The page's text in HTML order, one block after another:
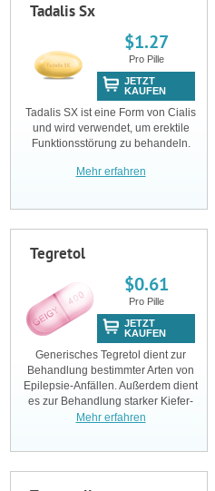
Tadalis Sx
$1.27
Pro Pille
JETZT
KAUFEN
Tadalis SX ist eine Form von Cialis
und wird verwendet, um erektile
Funktionsstörung zu behandeln.
Mehr erfahren
Tegretol
$0.61
Pro Pille
JETZT
KAUFEN
Generisches Tegretol dient zur
Behandlung bestimmter Arten von
Epilepsie-Anfällen. Außerdem dient
es zur Behandlung starker Kiefer-
und Wangenschmerzen aufgrund
Mehr erfahren